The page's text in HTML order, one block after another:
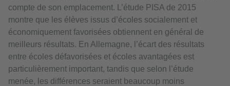
compte de son emplacement. L’étude PISA de 2015
montre que les élèves issus d’écoles socialement et
économiquement favorisées obtiennent en général de
meilleurs résultats. En Allemagne, l’écart des résultats
entre écoles défavorisées et écoles avantagées est
particulièrement important, tandis que selon l’étude
menée, les différences seraient beaucoup moins